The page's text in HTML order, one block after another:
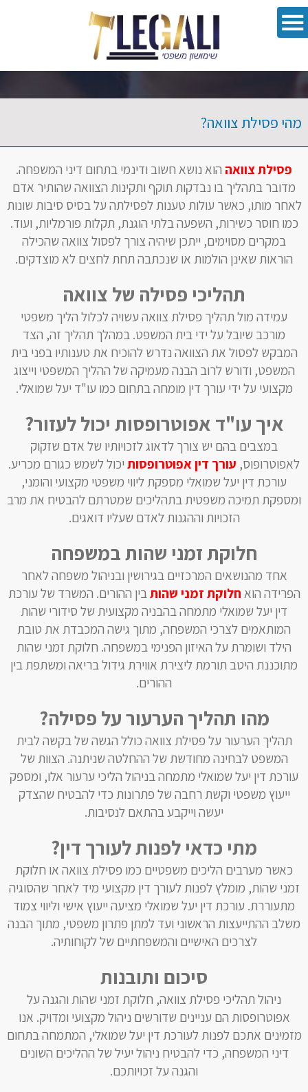
מהי פסילת צוואה?
פסילת צוואה הוא נושא חשוב ודינמי בתחום דיני המשפחה.
מדובר בתהליך בו נבדקות תוקף ותקינות הצוואה שהותיר אדם
לאחר מותו, כאשר עולות טענות לפסילתה על בסיס סיבות שונות
כמו חוסר כשירות, השפעה בלתי הוגנת, תקלות פורמליות, ועוד.
במקרים מסוימים, ייתכן שיהיה צורך לפסול צוואה שהכילה
הוראות שאינן הולמות או שנכתבה תחת לחצים לא מוצדקים.
תהליכי פסילה של צוואה
עמידה מול תהליך פסילת צוואה עשויה לכלול הליך משפטי
מורכב שיובל על ידי בית המשפט. במהלך תהליך זה, הצד
המבקש לפסול את הצוואה נדרש להוכיח את טענותיו בפני בית
המשפט, ודורש לרוב הבנה מעמיקה של ההליך המשפטי וייצוג
מקצועי על ידי עורך דין מומחה בתחום כמו עו"ד יעל שמואלי.
איך עו"ד אפוטרופסות יכול לעזור?
במצבים בהם יש צורך לדאוג לזכויותיו של אדם שזקוק
לאפוטרופוס, עורך דין אפוטרופסות יכול לשמש כגורם מכריע.
עורכת דין יעל שמואלי מספקת ליווי משפטי מקצועי והומני,
ומספקת תמיכה משפטית בתהליכים שמטרתם להבטיח את מרב
הזכויות וההגנות לאדם שעליו דואגים.
חלוקת זמני שהות במשפחה
אחד מהנושאים המרכזיים בגירושין ובניהול משפחה לאחר
הפרידה הוא חלוקת זמני שהותבין ההורים. המשרד של עורכת
דין יעל שמואלי מתמחה בהבניה מקצועית של סידורי שהות
המותאמים לצרכי המשפחה, מתוך גישה המכבדת את טובת
הילד ושומרת על האיזון הפנימי במשפחה. חלוקת זמני שהות
מתוכננת היטב תורמת ליצירת אווירת גידול בריאה ומשתפת בין
ההורים.
מהו תהליך הערעור על פסילה?
תהליך הערעור על פסילת צוואה כולל הגשה של בקשה לבית
המשפט לבחינה מחודשת של ההחלטה שניתנה. הצוות של
עורכת דין יעל שמואלי מתמחה בניהול הליכי ערעור אלו, ומספק
ייעוץ משפטי וקשת רחבה של פתרונות כדי להבטיח שהצדק
יעשה וייקבע בהתאם לנסיבות.
מתי כדאי לפנות לעורך דין?
כאשר מערבים הליכים משפטיים כמו פסילת צוואה או חלוקת
זמני שהות, מומלץ לפנות לעורך דין מקצועי מיד לאחר שהסוגיה
מתעוררת. עורכת דין יעל שמואלי מציעה ייעוץ אישי וליווי צמוד
משלב ההתייעצות הראשוני ועד למתן פתרון משפטי, מתוך הבנה
לצרכים האישיים והמשפחתיים של לקוחותיה.
סיכום ותובנות
ניהול תהליכי פסילת צוואה, חלוקת זמני שהות והגנה על
אפוטרופסות הם עניינים שדורשים ניהול מקצועי ומדויק. אנו
מזמינים אתכם לפנות לעורכת דין יעל שמואלי, המתמחה בתחום
דיני המשפחה, כדי להבטיח ניהול יעיל של ההליכים השונים
והגנה על זכויותכם.